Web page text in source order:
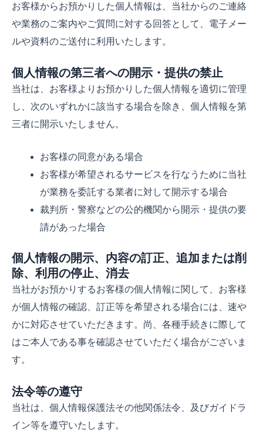
お客様からお預かりした個人情報は、当社からのご連絡
や業務のご案内やご質問に対する回答として、電子メー
ルや資料のご送付に利用いたします。
個人情報の第三者への開示・提供の禁止
当社は、お客様よりお預かりした個人情報を適切に管理
し、次のいずれかに該当する場合を除き、個人情報を第
三者に開示いたしません。
お客様の同意がある場合
お客様が希望されるサービスを行なうために当社
が業務を委託する業者に対して開示する場合
裁判所・警察などの公的機関から開示・提供の要
請があった場合
個人情報の開示、内容の訂正、追加または削
除、利用の停止、消去
当社がお預かりするお客様の個人情報に関して、お客様
が個人情報の確認、訂正等を希望される場合には、速や
かに対応させていただきます。尚、各種手続きに際して
はご本人である事を確認させていただく場合がございま
す。
法令等の遵守
当社は、個人情報保護法その他関係法令、及びガイドラ
イン等を遵守いたします。